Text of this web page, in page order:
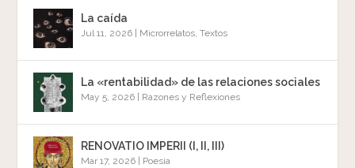
La caída
Jul 11, 2026 Microrrelatos,Textos
La «rentabilidad» de las relaciones sociales
May 5, 2026 Razones y Reflexiones
RENOVATIO IMPERII (I, II, III)
Mar 17, 2026 Poesía